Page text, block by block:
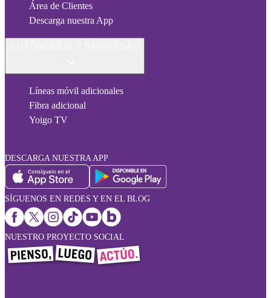
Área de Clientes
Descarga nuestra App
Líneas móvil adicionales
Fibra adicional
Yoigo TV
DESCARGA NUESTRA APP
SÍGUENOS EN REDES Y EN EL BLOG
NUESTRO PROYECTO SOCIAL